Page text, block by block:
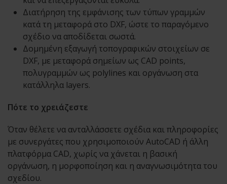
Διατήρηση της εμφάνισης των τύπων γραμμών
κατά τη μεταφορά στο DXF, ώστε το παραγόμενο
σχέδιο να αποδίδεται σωστά.
Δομημένη εξαγωγή τοπογραφικών στοιχείων σε
DXF, με μεταφορά σημείων ως CAD points,
πολυγραμμών ως polylines και οργάνωση στα
κατάλληλα layers.
Πότε το χρειάζεστε
Όταν θέλετε να ανταλλάσσετε σχέδια και πληροφορίες
με συνεργάτες που χρησιμοποιούν AutoCAD ή άλλη
πλατφόρμα CAD, χωρίς να χάνεται η βασική
οργάνωση, η μορφοποίηση και η αναγνωσιμότητα του
σχεδίου.